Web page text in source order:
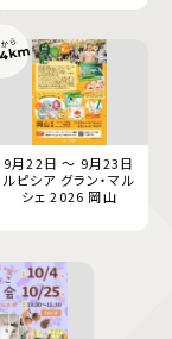
9月22日 ～ 9月23日
ルピシア グラン・マル
シェ 2026 岡山
ら